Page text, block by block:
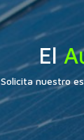
El
Solicita nuestro